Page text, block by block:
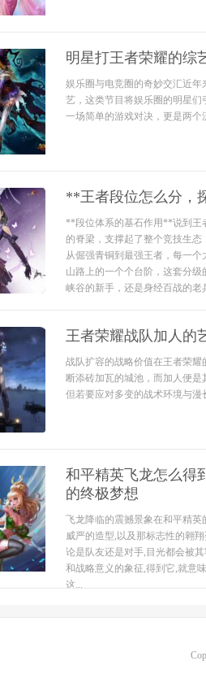
明星打王者荣耀的综
娱乐圈与电竞圈的奇妙交汇近
艺，这类节目将娱乐圈的明星
一场简单的游戏对决，更是两
**王者段位怎么分，
**段位体系的基石作用**说到王
的脊梁，支撑起了整个竞技生态
从倔强青铜到最强王者，每一
山路上的一个个台阶，这套分
峡谷的新手，还是身经百战的老
王者荣耀战队加人的
战队扩容的战略价值在王者荣
断添砖加瓦的城池，而加人便是
但若要应对多变的战术环境与
和平精英飞龙怎么得
的终极梦想
飞龙降临的震撼景象在和平精
威严的造型,以及那标志性的翱
论是队友还是对手,目光都会被
和战略意义的象征,得到它,就意
这...